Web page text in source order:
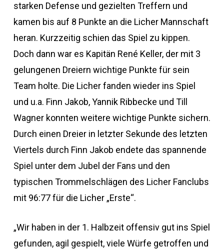
starken Defense und gezielten Treffern und
kamen bis auf 8 Punkte an die Licher Mannschaft
heran. Kurzzeitig schien das Spiel zu kippen.
Doch dann war es Kapitän René Keller, der mit 3
gelungenen Dreiern wichtige Punkte für sein
Team holte. Die Licher fanden wieder ins Spiel
und u.a. Finn Jakob, Yannik Ribbecke und Till
Wagner konnten weitere wichtige Punkte sichern.
Durch einen Dreier in letzter Sekunde des letzten
Viertels durch Finn Jakob endete das spannende
Spiel unter dem Jubel der Fans und den
typischen Trommelschlägen des Licher Fanclubs
mit 96:77 für die Licher „Erste“.
„Wir haben in der 1. Halbzeit offensiv gut ins Spiel
gefunden, agil gespielt, viele Würfe getroffen und